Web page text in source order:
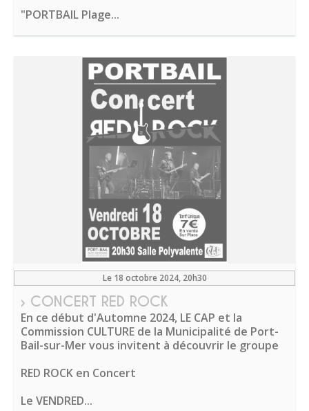
"PORTBAIL Plage...
Le 18 octobre 2024, 20h30
› CONCERT RED ROCK
En ce début d'Automne 2024, LE CAP et la
Commission CULTURE de la Municipalité de Port-
Bail-sur-Mer vous invitent à découvrir le groupe
RED ROCK en Concert
Le VENDRED...